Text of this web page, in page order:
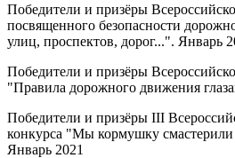
Победители и призёры
посвященного безопасности
улиц, проспектов, дорог...". Январь
Победители и призёры
"Правила дорожного движения
Победители и призёры III
конкурса "Мы кормушку
Январь 2021